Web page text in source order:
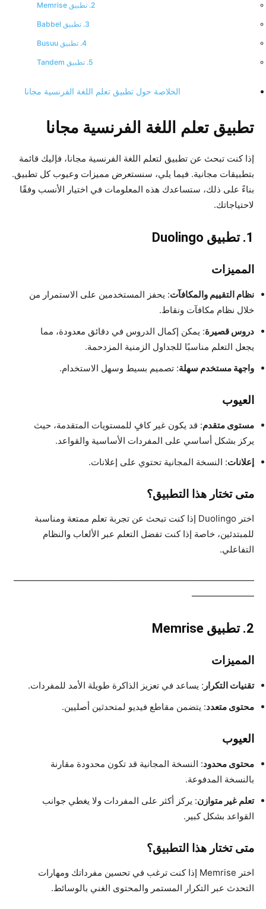
2. تطبيق Memrise
3. تطبيق Babbel
4. تطبيق Busuu
5. تطبيق Tandem
الخلاصة حول تطبيق تعلم اللغة الفرنسية مجانا
تطبيق تعلم اللغة الفرنسية مجانا
إذا كنت تبحث عن تطبيق لتعلم اللغة الفرنسية مجانا، فإليك قائمة
بتطبيقات مجانية. فيما يلي، سنستعرض مميزات وعيوب كل تطبيق.
بناءً على ذلك، ستساعدك هذه المعلومات في اختيار الأنسب وفقًا
لاحتياجاتك.
1. تطبيق Duolingo
المميزات
نظام التقييم والمكافآت: يحفز المستخدمين على الاستمرار من
خلال نظام مكافآت ونقاط.
دروس قصيرة: يمكن إكمال الدروس في دقائق معدودة، مما
يجعل التعلم مناسبًا للجداول الزمنية المزدحمة.
واجهة مستخدم سهلة: تصميم بسيط وسهل الاستخدام.
العيوب
مستوى متقدم: قد يكون غير كافٍ للمستويات المتقدمة، حيث
يركز بشكل أساسي على المفردات الأساسية والقواعد.
إعلانات: النسخة المجانية تحتوي على إعلانات.
متى تختار هذا التطبيق؟
اختر Duolingo إذا كنت تبحث عن تجربة تعلم ممتعة ومناسبة
للمبتدئين، خاصة إذا كنت تفضل التعلم عبر الألعاب والنظام
التفاعلي.
———————————————————————————
———————
2. تطبيق Memrise
المميزات
تقنيات التكرار : يساعد في تعزيز الذاكرة طويلة الأمد للمفردات.
محتوى متعدد: يتضمن مقاطع فيديو لمتحدثين أصليين.
العيوب
محتوى محدود: النسخة المجانية قد تكون محدودة مقارنة
بالنسخة المدفوعة.
تعلم غير متوازن: يركز أكثر على المفردات ولا يغطي جوانب
القواعد بشكل كبير.
متى تختار هذا التطبيق؟
اختر Memrise إذا كنت ترغب في تحسين مفرداتك ومهارات
التحدث عبر التكرار المستمر والمحتوى الغني بالوسائط.